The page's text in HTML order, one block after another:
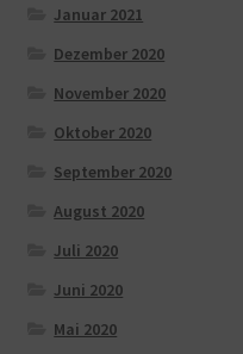
Januar 2021
Dezember 2020
November 2020
Oktober 2020
September 2020
August 2020
Juli 2020
Juni 2020
Mai 2020